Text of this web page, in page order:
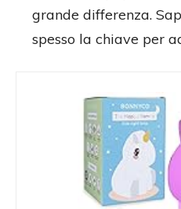
grande differenza.
spesso la chiave per